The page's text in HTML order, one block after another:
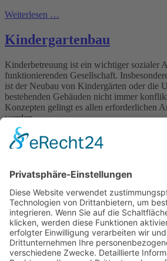
Weiterlesen …
Kindergartenbau
Kinderbetreuung ist ein wichtiger sozialer
funktionierenden Gesellschaft.
ist der Neubau von Kindergärten oder die
bestehenden Gebäuden nicht immer
Konzepten gelingt es allen erforderlichen
werden.
Weiterlesen …
Die zunehmende Verdichtung in unseren
kostbare Flächen mit hochwertiger
nötigen gesetzlich vorgeschriebenen
der Regel in Tiefgaragen organisiert. Egal
Erweiterung von bestehenden Tiefgaragen
Tiefgaragen, spielt der gestalterische
Rolle.